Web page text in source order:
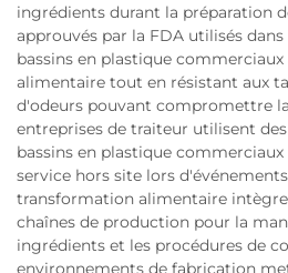
ingrédients durant la préparation
approuvés par la FDA utilisés
bassins en plastique
alimentaire tout en résistant aux
d'odeurs pouvant compromettre
entreprises de traiteur utilisent
bassins en plastique
service hors site lors
transformation alimentaire
chaînes de production pour la
ingrédients et les procédures de
environnements de fabrication